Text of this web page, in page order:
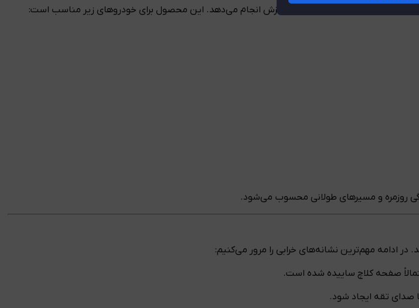
نیرو بین موتور و گیربکس را بدون لغزش انجام می‌دهد. این محصول برای خودروهای زیر مناسب است:
روزمره و مسیرهای طولانی محسوب می‌شود.
ادامه مهم‌ترین نشانه‌های خرابی را مرور می‌کنیم:
صفحه کلاچ ساییده شده است.
صدای تقه ایجاد شود.